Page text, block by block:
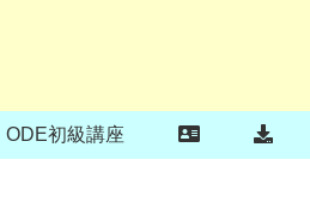
ODE初級講座